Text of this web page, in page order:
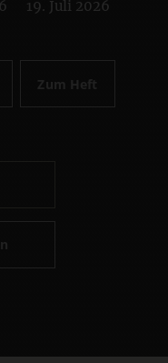
:
19. Juli 2026
Zum Heft